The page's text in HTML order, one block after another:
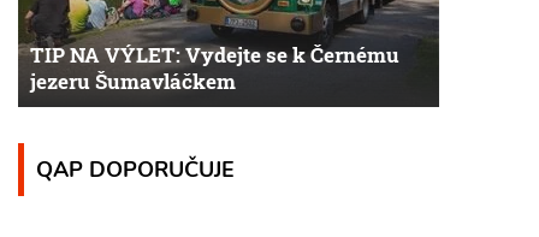
TIP NA VÝLET: Vydejte se k Černému
jezeru Šumavláčkem
QAP DOPORUČUJE